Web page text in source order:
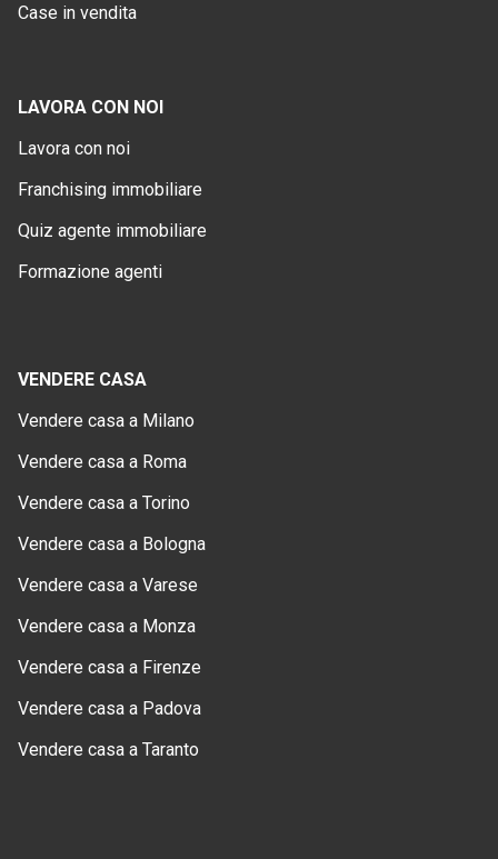
Case in vendita
LAVORA CON NOI
Lavora con noi
Franchising immobiliare
Quiz agente immobiliare
Formazione agenti
VENDERE CASA
Vendere casa a Milano
Vendere casa a Roma
Vendere casa a Torino
Vendere casa a Bologna
Vendere casa a Varese
Vendere casa a Monza
Vendere casa a Firenze
Vendere casa a Padova
Vendere casa a Taranto